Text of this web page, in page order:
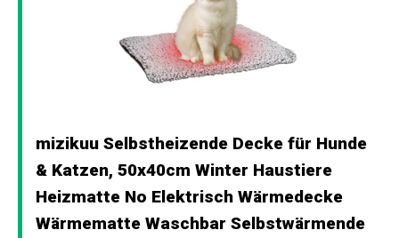
mizikuu Selbstheizende Decke für Hunde
& Katzen, 50x40cm Winter Haustiere
Heizmatte No Elektrisch Wärmedecke
Wärmematte Waschbar Selbstwärmende